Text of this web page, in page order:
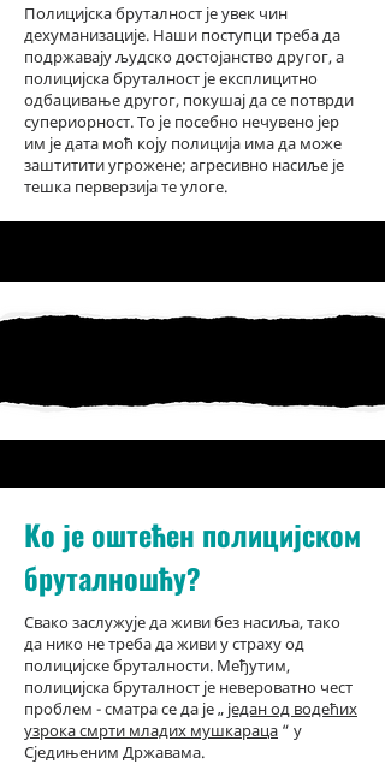
Полицијска бруталност је увек чин
дехуманизације. Наши поступци треба да
подржавају људско достојанство другог, а
полицијска бруталност је експлицитно
одбацивање другог, покушај да се потврди
супериорност. То је посебно нечувено јер
им је дата моћ коју полиција има да може
заштитити угрожене; агресивно насиље је
тешка перверзија те улоге.
Ко је оштећен полицијском
бруталношћу?
Свако заслужује да живи без насиља, тако
да нико не треба да живи у страху од
полицијске бруталности. Међутим,
полицијска бруталност је невероватно чест
проблем - сматра се да је „ један од водећих
узрока смрти младих мушкараца “ у
Сједињеним Државама.